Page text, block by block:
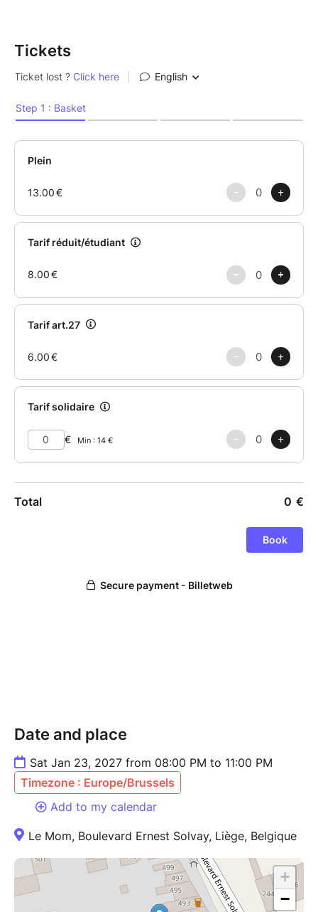
Tickets
Date and place
Sat Jan 23, 2027 from 08:00 PM to 11:00 PM
Timezone : Europe/Brussels
Add to my calendar
Le Mom, Boulevard Ernest Solvay, Liège, Belgique
+
−